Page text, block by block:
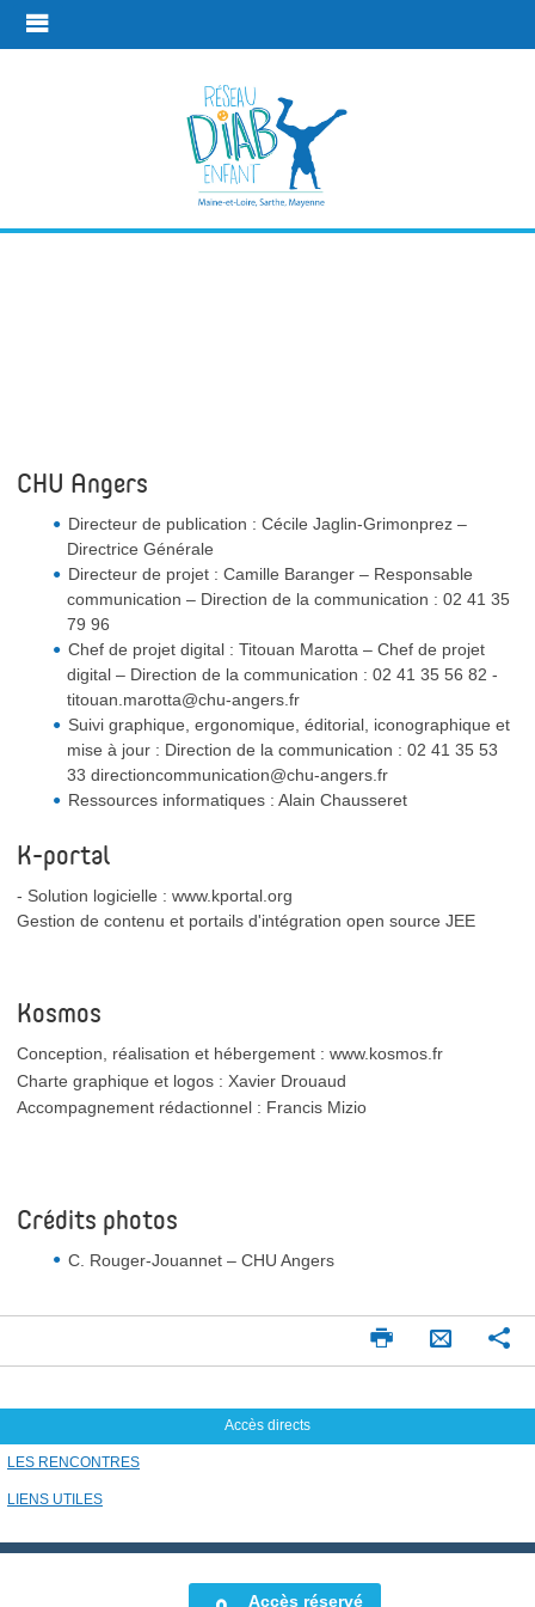
Mentions légales et crédits
CHU Angers
Directeur de publication : Cécile Jaglin-Grimonprez –
Directrice Générale
Directeur de projet : Camille Baranger – Responsable
communication – Direction de la communication : 02 41 35
79 96
Chef de projet digital : Titouan Marotta – Chef de projet
digital – Direction de la communication : 02 41 35 56 82 -
titouan.marotta@chu-angers.fr
Suivi graphique, ergonomique, éditorial, iconographique et
mise à jour : Direction de la communication : 02 41 35 53
33 directioncommunication@chu-angers.fr
Ressources informatiques : Alain Chausseret
K-portal
- Solution logicielle : www.kportal.org
Gestion de contenu et portails d'intégration open source JEE
Kosmos
Conception, réalisation et hébergement : www.kosmos.fr
Charte graphique et logos : Xavier Drouaud
Accompagnement rédactionnel : Francis Mizio
Crédits photos
C. Rouger-Jouannet – CHU Angers
ImprimerEnvoyer
par
mail
Accès directs
LES RENCONTRES
LIENS UTILES
Accès réservé